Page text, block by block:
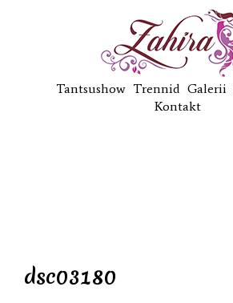
Tantsushow Trennid Galerii
Kontakt
dsc03180